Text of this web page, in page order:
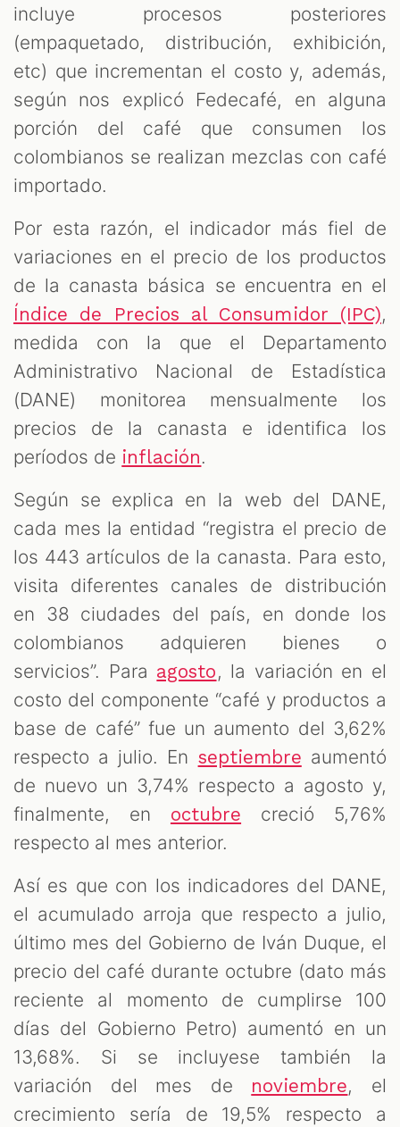
incluye procesos posteriores
(empaquetado, distribución, exhibición,
etc) que incrementan el costo y, además,
según nos explicó Fedecafé, en alguna
porción del café que consumen los
colombianos se realizan mezclas con café
importado.
Por esta razón, el indicador más fiel de
variaciones en el precio de los productos
de la canasta básica se encuentra en el
Índice de Precios al Consumidor (IPC),
medida con la que el Departamento
Administrativo Nacional de Estadística
(DANE) monitorea mensualmente los
precios de la canasta e identifica los
períodos de inflación.
Según se explica en la web del DANE,
cada mes la entidad “registra el precio de
los 443 artículos de la canasta. Para esto,
visita diferentes canales de distribución
en 38 ciudades del país, en donde los
colombianos adquieren bienes o
servicios”. Para agosto, la variación en el
costo del componente “café y productos a
base de café” fue un aumento del 3,62%
respecto a julio. En septiembre aumentó
de nuevo un 3,74% respecto a agosto y,
finalmente, en octubre creció 5,76%
respecto al mes anterior.
Así es que con los indicadores del DANE,
el acumulado arroja que respecto a julio,
último mes del Gobierno de Iván Duque, el
precio del café durante octubre (dato más
reciente al momento de cumplirse 100
días del Gobierno Petro) aumentó en un
13,68%. Si se incluyese también la
variación del mes de noviembre, el
crecimiento sería de 19,5% respecto a